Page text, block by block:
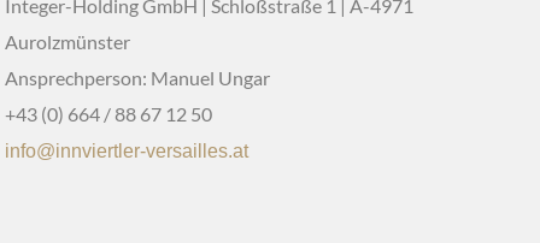
Integer-Holding GmbH | Schloßstraße 1 | A-4971
Aurolzmünster
Ansprechperson: Manuel Ungar
+43 (0) 664 / 88 67 12 50
info@innviertler-versailles.at